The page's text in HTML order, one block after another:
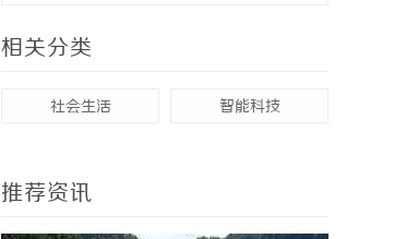
相关分类
社会生活 智能科技
推荐资讯